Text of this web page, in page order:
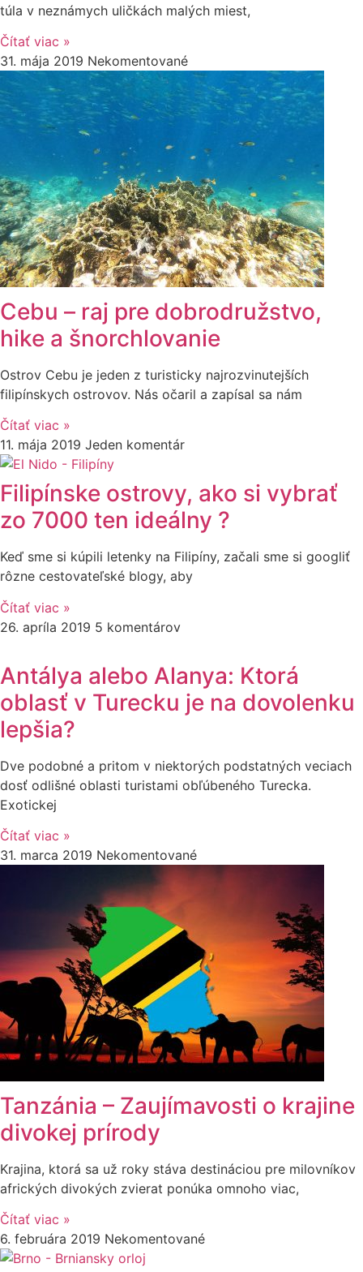
túla v neznámych uličkách malých miest,
Čítať viac »
31. mája 2019 Nekomentované
Cebu – raj pre dobrodružstvo,
hike a šnorchlovanie
Ostrov Cebu je jeden z turisticky najrozvinutejších
filipínskych ostrovov. Nás očaril a zapísal sa nám
Čítať viac »
11. mája 2019 Jeden komentár
Filipínske ostrovy, ako si vybrať
zo 7000 ten ideálny ?
Keď sme si kúpili letenky na Filipíny, začali sme si googliť
rôzne cestovateľské blogy, aby
Čítať viac »
26. apríla 2019 5 komentárov
Antálya alebo Alanya: Ktorá
oblasť v Turecku je na dovolenku
lepšia?
Dve podobné a pritom v niektorých podstatných veciach
dosť odlišné oblasti turistami obľúbeného Turecka.
Exotickej
Čítať viac »
31. marca 2019 Nekomentované
Tanzánia – Zaujímavosti o krajine
divokej prírody
Krajina, ktorá sa už roky stáva destináciou pre milovníkov
afrických divokých zvierat ponúka omnoho viac,
Čítať viac »
6. februára 2019 Nekomentované